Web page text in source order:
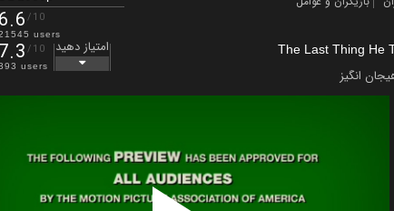
The Last Thing He
انگیز
6.6 /10
users
7.3 /10
users
امتیاز دهید